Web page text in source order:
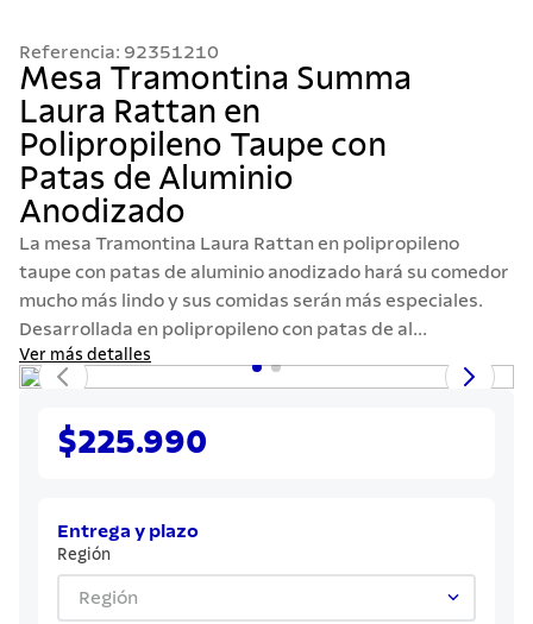
Referencia: 92351210
Mesa Tramontina Summa
Laura Rattan en
Polipropileno Taupe con
Patas de Aluminio
Anodizado
La mesa Tramontina Laura Rattan en polipropileno
taupe con patas de aluminio anodizado hará su comedor
mucho más lindo y sus comidas serán más especiales.
Desarrollada en polipropileno con patas de al...
Ver más detalles
$225.990
Entrega y plazo
Región
Región
2 .
sarten
3.
cubiertos
4.
ollas
5.
acero inoxidable
6.
grano
7.
442
solar
9.
cuchillo